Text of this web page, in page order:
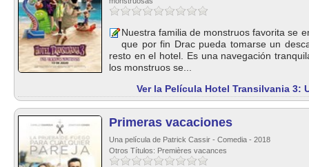
Nuestra familia de monstruos favorita se
que por fin Drac pueda tomarse un
resto en el hotel. Es una navegación
los monstruos se...
Ver la Película Hotel Transilvania 3:
Primeras vacaciones
Una película de Patrick Cassir - Comedia - 2018
Otros Títulos: Premières vacances